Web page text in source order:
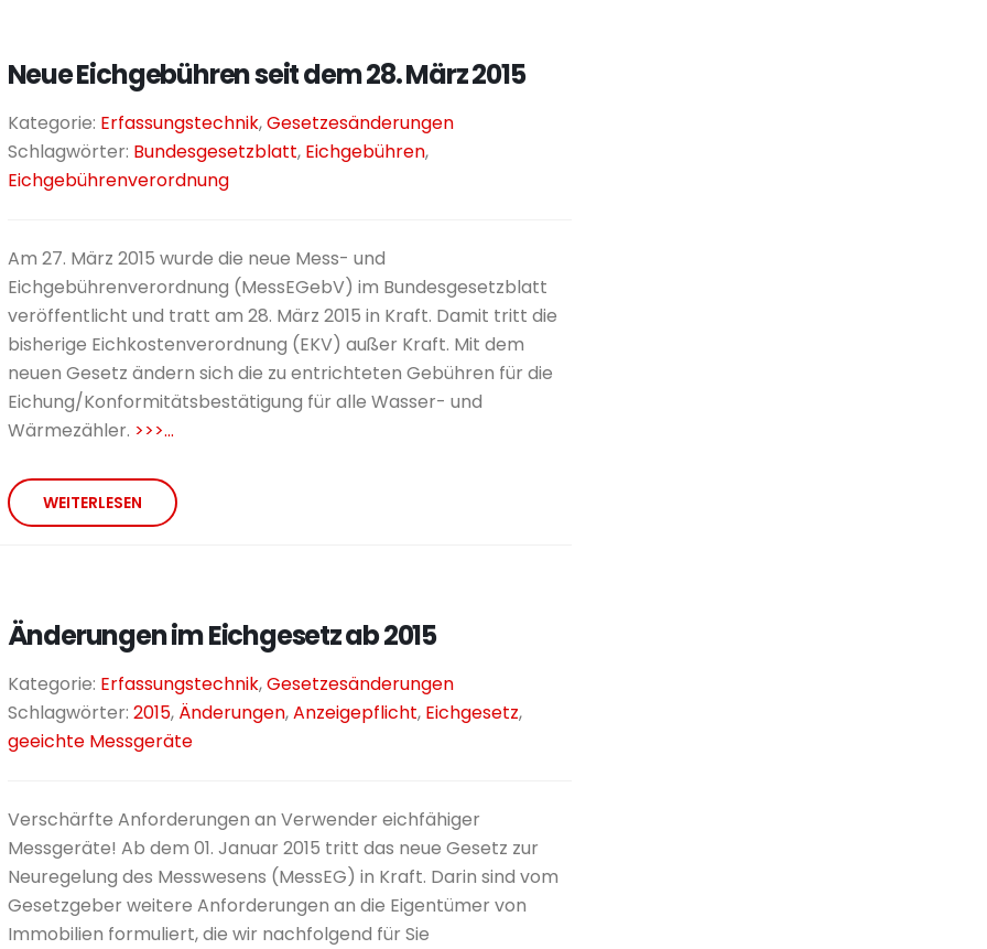
Neue Eich­gebühren seit dem 28. März 2015
Kategorie: Erfassungstechnik,Gesetzesänderungen
Schlagwörter: Bundesgesetzblatt, Eichgebühren,
Eichgebührenverordnung
Am 27. März 2015 wurde die neue Mess- und
Eichgebührenverordnung (MessEGebV) im Bundesgesetzblatt
veröffentlicht und tratt am 28. März 2015 in Kraft. Damit tritt die
bisherige Eichkostenverordnung (EKV) außer Kraft. Mit dem
neuen Gesetz ändern sich die zu entrichteten Gebühren für die
Eichung/Konformitätsbestätigung für alle Wasser- und
Wärmezähler. >>>...
WEITERLESEN
Änderungen im Eich­gesetz ab 2015
Kategorie: Erfassungstechnik,Gesetzesänderungen
Schlagwörter: 2015, Änderungen,Anzeigepflicht, Eichgesetz,
geeichte Messgeräte
Verschärfte Anforderungen an Verwender eichfähiger
Messgeräte! Ab dem 01. Januar 2015 tritt das neue Gesetz zur
Neuregelung des Messwesens (MessEG) in Kraft. Darin sind vom
Gesetzgeber weitere Anforderungen an die Eigentümer von
Immobilien formuliert, die wir nachfolgend für Sie